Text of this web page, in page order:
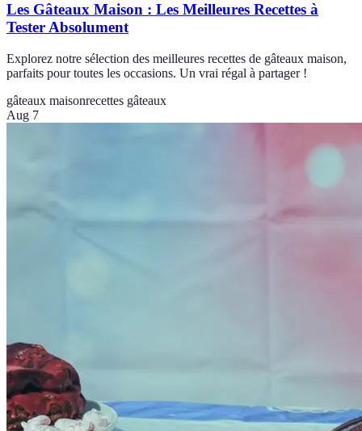
Les Gâteaux Maison : Les Meilleures Recettes à
Tester Absolument
Explorez notre sélection des meilleures recettes de gâteaux maison,
parfaits pour toutes les occasions. Un vrai régal à partager !
gâteaux maisonrecettes gâteaux
Aug 7